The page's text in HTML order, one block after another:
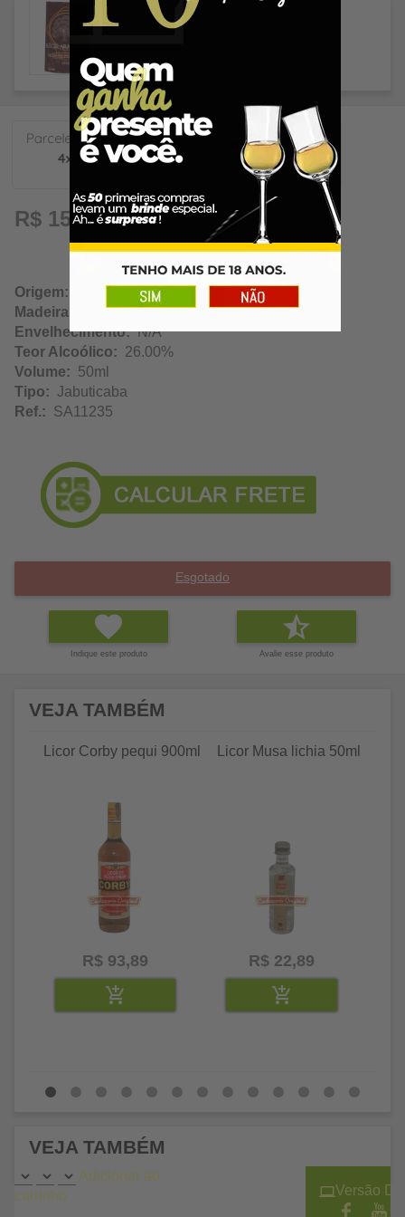
3,97
R$ 15,89
Origem: Brumadinho / Minas Gerais
Madeira:
Neutra
Envelhecimento:N/A
Teor Alcoólico: 26.00%
Volume: 50ml
Tipo: Jabuticaba
Ref.: SA11235
Esgotado
Indique este produto Avalie esse produto
VEJA TAMBÉM
Licor Corby pequi 900ml
R$ 93,89
Licor Musa lichia 50ml
R$ 22,89
VEJA TAMBÉM
Adicionar ao
carrinho
Versão